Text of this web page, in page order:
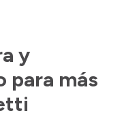
y
para más